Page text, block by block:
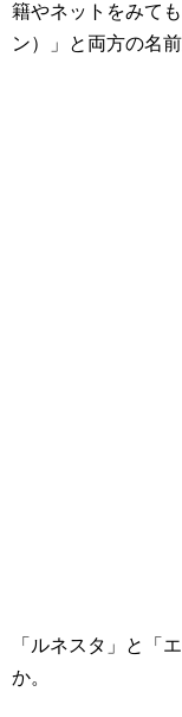
籍やネットをみて
ン）」
と両方の名
「ルネスタ」と「
か。